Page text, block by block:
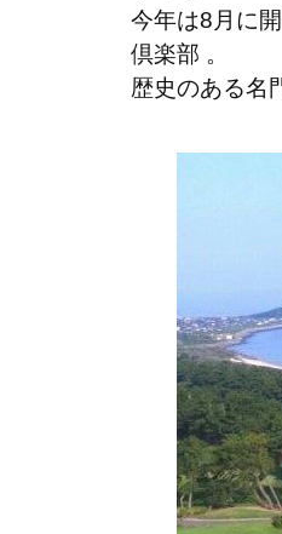
今年は8月に
倶楽部 。
歴史のある名